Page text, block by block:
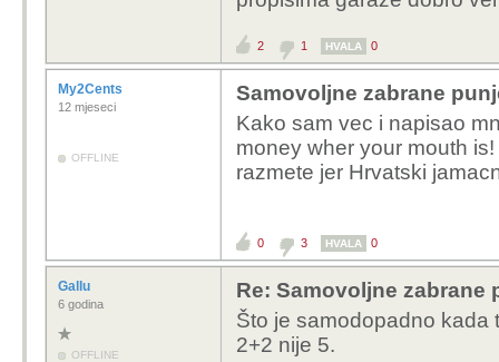
2 1 HVALA 0
My2Cents
12 mjeseci
OFFLINE
Samovoljne zabrane
Kako sam vec i napisao
money wher your mouth
razmete jer Hrvatski
0 3 HVALA 0
Gallu
6 godina
OFFLINE
Re: Samovoljne
Što je samodopadno kada
2+2 nije 5.